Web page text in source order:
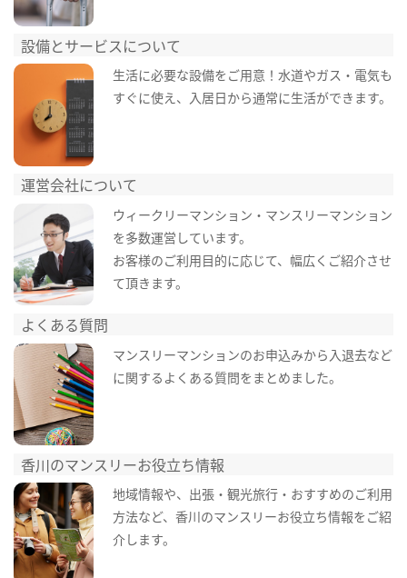
設備とサービスについて
生活に必要な設備をご用意！水道やガス・電気も
すぐに使え、入居日から通常に生活ができます。
運営会社について
ウィークリーマンション・マンスリーマンション
を多数運営しています。
お客様のご利用目的に応じて、幅広くご紹介させ
て頂きます。
よくある質問
マンスリーマンションのお申込みから入退去など
に関するよくある質問をまとめました。
香川のマンスリーお役立ち情報
地域情報や、出張・観光旅行・おすすめのご利用
方法など、香川のマンスリーお役立ち情報をご紹
介します。